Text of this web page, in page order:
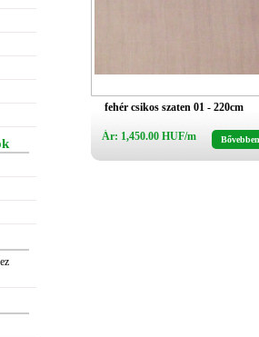
fehér csikos szaten 01 - 220cm
Ár: 1,450.00 HUF/m Bővebben